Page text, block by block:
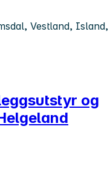
Vestland, Island,
og